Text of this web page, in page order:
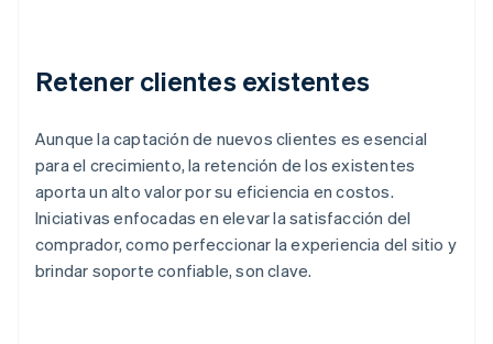
Retener clientes existentes
Aunque la captación de nuevos clientes es esencial
para el crecimiento, la retención de los existentes
aporta un alto valor por su eficiencia en costos.
Iniciativas enfocadas en elevar la satisfacción del
comprador, como perfeccionar la experiencia del sitio y
brindar soporte confiable, son clave.